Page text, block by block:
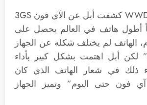
في مؤتمر WWDC 10 كشفت أبل عن الآي فون 3GS
أطول هاتف في العالم يحصل على
الهاتف لم يختلف شكله عن الجهاز
السابق له “3G” لكن أبل اهتمت بشكل كبير بأداء
ذلك في شعار الهاتف الذي كان
فون حتى اليوم” وتميز الجهاز